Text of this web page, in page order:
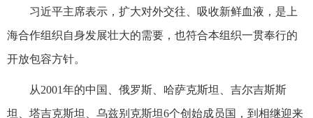
习近平主席表示，扩大对外交往、吸收新鲜血液，是上
海合作组织自身发展壮大的需要，也符合本组织一贯奉行的
开放包容方针。
从2001年的中国、俄罗斯、哈萨克斯坦、吉尔吉斯斯
坦、塔吉克斯坦、乌兹别克斯坦6个创始成员国，到相继迎来